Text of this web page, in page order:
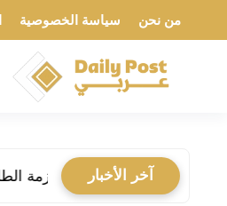
من نحن سياسة الخصوصية
آخر الأخبار
فهل يحل أزمة الطاقة؟